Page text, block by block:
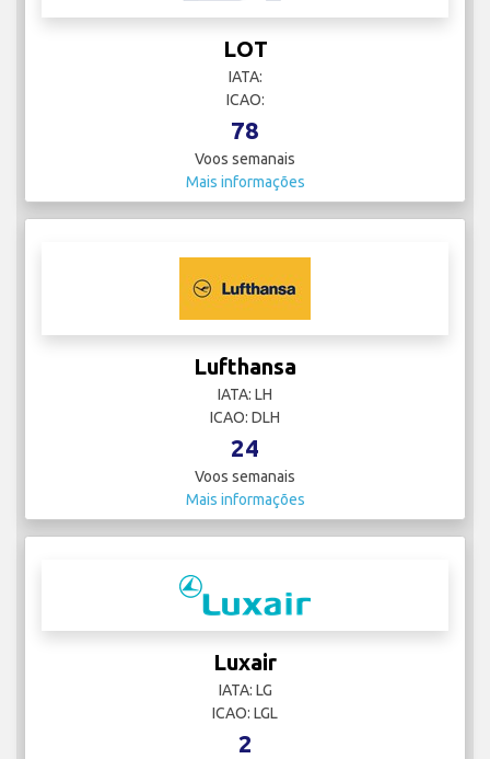
LOT
IATA:
ICAO:
78
Voos semanais
Mais informações
Lufthansa
IATA: LH
ICAO: DLH
24
Voos semanais
Mais informações
Luxair
IATA: LG
ICAO: LGL
2